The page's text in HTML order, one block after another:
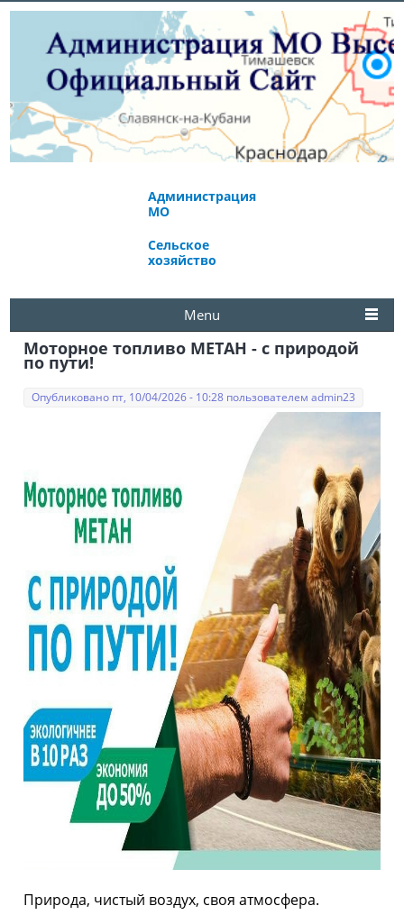
Администрация
МО
Сельское
хозяйство
Menu
Моторное топливо МЕТАН - с природой
по пути!
Опубликовано пт, 10/04/2026 - 10:28 пользователемadmin23
Природа, чистый воздух, своя атмосфера.